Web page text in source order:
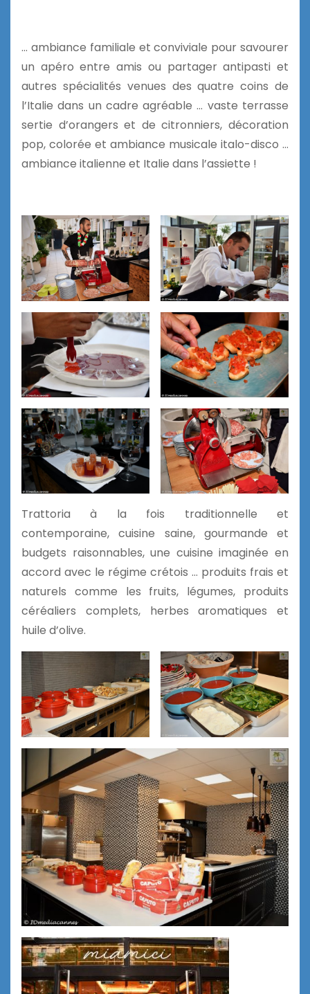
… ambiance familiale et conviviale pour savourer
un apéro entre amis ou partager antipasti et
autres spécialités venues des quatre coins de
l’Italie dans un cadre agréable … vaste terrasse
sertie d’orangers et de citronniers, décoration
pop, colorée et ambiance musicale italo-disco …
ambiance italienne et Italie dans l’assiette !
Trattoria à la fois traditionnelle et
contemporaine, cuisine saine, gourmande et
budgets raisonnables, une cuisine imaginée en
accord avec le régime crétois … produits frais et
naturels comme les fruits, légumes, produits
céréaliers complets, herbes aromatiques et
huile d’olive.